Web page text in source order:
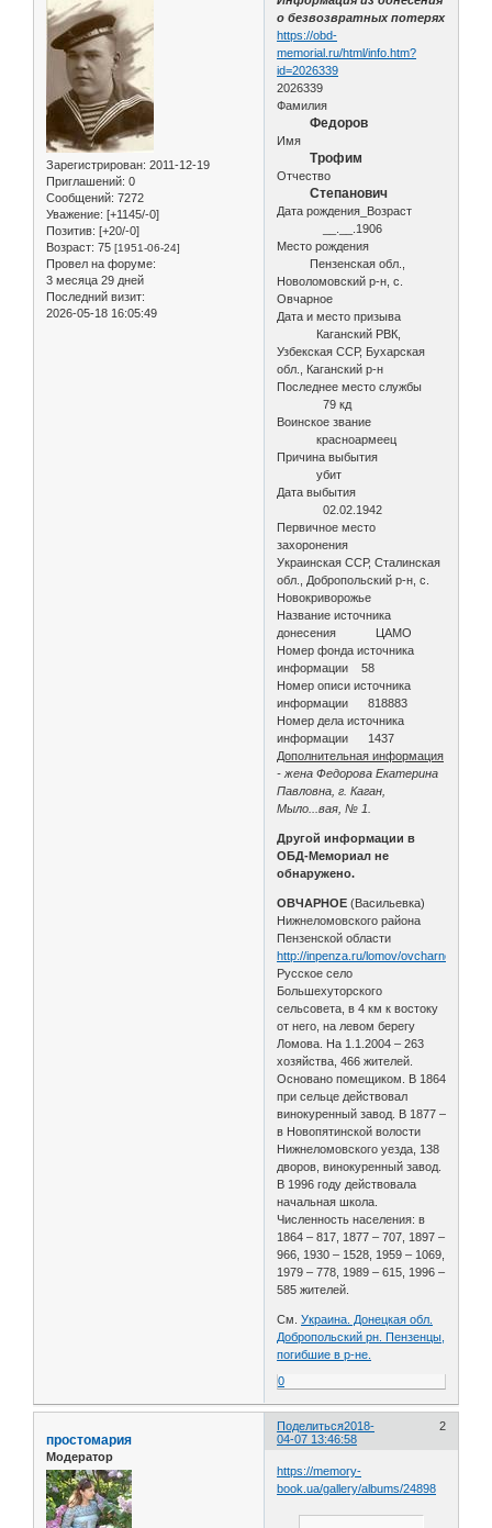
Зарегистрирован: 2011-12-19
Приглашений: 0
Сообщений: 7272
Уважение: [+1145/-0]
Позитив: [+20/-0]
Возраст: 75 [1951-06-24]
Провел на форуме:
3 месяца 29 дней
Последний визит:
2026-05-18 16:05:49
о безвозвратных потерях
https://obd-
memorial.ru/html/info.htm?
id=2026339
2026339
Фамилия
Федоров
Имя
Трофим
Отчество
Степанович
Дата рождения_Возраст
__.__.1906
Место рождения
Пензенская обл.,
Новоломовский р-н, с.
Овчарное
Дата и место призыва
Каганский РВК,
Узбекская ССР, Бухарская
обл., Каганский р-н
Последнее место службы
79 кд
Воинское звание
красноармеец
Причина выбытия
убит
Дата выбытия
02.02.1942
Первичное место
захоронения
Украинская ССР, Сталинская
обл., Добропольский р-н, с.
Новокриворожье
Название источника
донесения ЦАМО
Номер фонда источника
информации 58
Номер описи источника
информации 818883
Номер дела источника
информации 1437
Дополнительная информация
- жена Федорова Екатерина
Павловна, г. Каган,
Мыло...вая, № 1.
Другой информации в
ОБД-Мемориал не
обнаружено.
ОВЧАРНОЕ (Васильевка)
Нижнеломовского района
Пензенской области
http://inpenza.ru/lomov/ovcharnoye.php
Русское село
Большехуторского
сельсовета, в 4 км к востоку
от него, на левом берегу
Ломова. На 1.1.2004 – 263
хозяйства, 466 жителей.
Основано помещиком. В 1864
при сельце действовал
винокуренный завод. В 1877 –
в Новопятинской волости
Нижнеломовского уезда, 138
дворов, винокуренный завод.
В 1996 году действовала
начальная школа.
Численность населения: в
1864 – 817, 1877 – 707, 1897 –
966, 1930 – 1528, 1959 – 1069,
1979 – 778, 1989 – 615, 1996 –
585 жителей.
См.Украина. Донецкая обл.
Добропольский рн. Пензенцы,
погибшие в р-не.
0
Поделиться 2
2018-
04-07 13:46:58
простомария
Модератор
https://memory-
book.ua/gallery/albums/24898